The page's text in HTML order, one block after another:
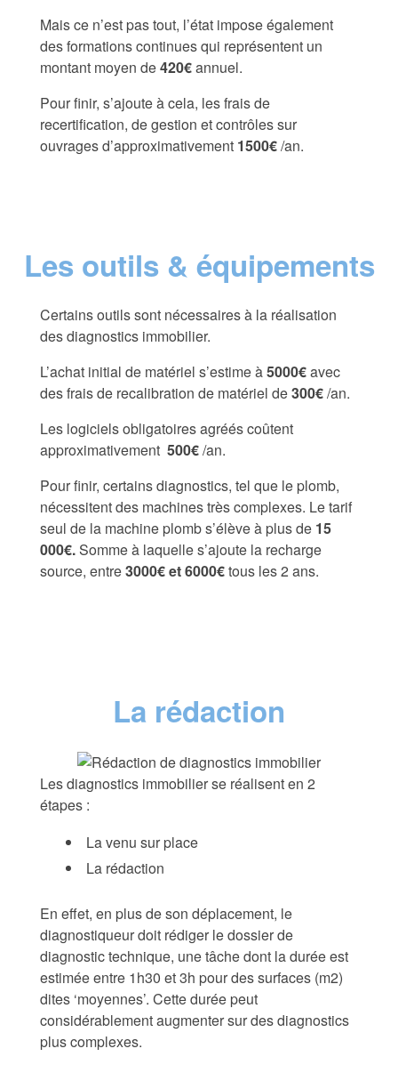
Mais ce n’est pas tout, l’état impose également
des formations continues qui représentent un
montant moyen de420€annuel.
Pour finir, s’ajoute à cela, les frais de
recertification, de gestion et contrôles sur
ouvrages d’approximativement 1500€/an.
Les outils & équipements
Certains outils sont nécessaires à la réalisation
des diagnostics immobilier.
L’achat initial de matériel s’estime à5000€avec
des frais de recalibration de matériel de300€/an.
Les logiciels obligatoires agréés coûtent
approximativement 500€/an.
Pour finir, certains diagnostics, tel que le plomb,
nécessitent des machines très complexes. Le tarif
seul de la machine plomb s’élève à plus de 15
000€.Somme à laquelle s’ajoute la recharge
source, entre3000€ et 6000€tous les 2 ans.
La rédaction
Les diagnostics immobilier se réalisent en 2
étapes :
La venu sur place
La rédaction
En effet, en plus de son déplacement, le
diagnostiqueur doit rédiger le dossier de
diagnostic technique, une tâche dont la durée est
estimée entre 1h30 et 3h pour des surfaces (m2)
dites ‘moyennes’. Cette durée peut
considérablement augmenter sur des diagnostics
plus complexes.